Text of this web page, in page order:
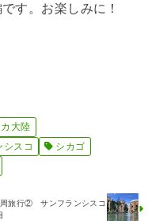
す。お楽しみに！
大陸
シスコ
シカゴ
旅行② サンフランシスコ